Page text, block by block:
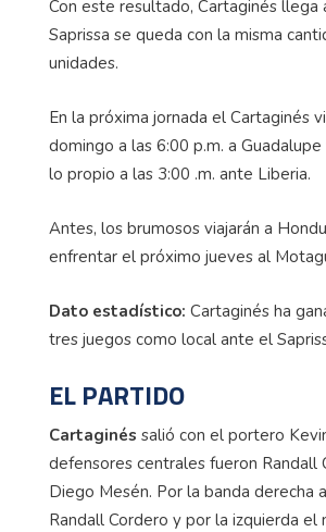
Con este resultado, Cartaginés llega
Saprissa se queda con la misma
unidades.
En la próxima jornada el Cartaginés
domingo a las 6:00 p.m. a Guadalupe
lo propio a las 3:00 .m. ante Liberia.
Antes, los brumosos viajarán a
enfrentar el próximo jueves al
Dato estadístico: Cartaginés ha
tres juegos como local ante el
EL PARTIDO
Cartaginés salió con el portero
defensores centrales fueron Randall
Diego Mesén. Por la banda derecha
Randall Cordero y por la izquierda el